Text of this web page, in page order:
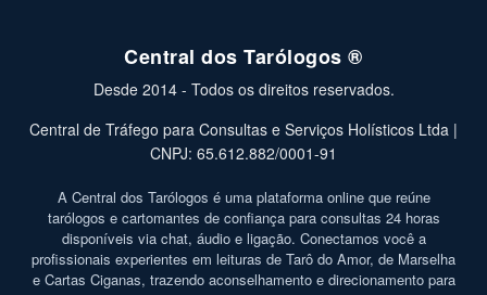
Central dos Tarólogos ®
Desde 2014 - Todos os direitos reservados.
Central de Tráfego para Consultas e Serviços Holísticos Ltda |
CNPJ: 65.612.882/0001-91
A Central dos Tarólogos é uma plataforma online que reúne
tarólogos e cartomantes de confiança para consultas 24 horas
disponíveis via chat, áudio e ligação. Conectamos você a
profissionais experientes em leituras de Tarô do Amor, de Marselha
e Cartas Ciganas, trazendo aconselhamento e direcionamento para